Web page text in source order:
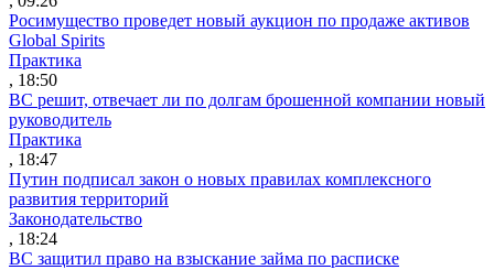
Росимущество проведет новый аукцион по продаже активов
Global Spirits
Практика
, 18:50
ВС решит, отвечает ли по долгам брошенной компании новый
руководитель
Практика
, 18:47
Путин подписал закон о новых правилах комплексного
развития территорий
Законодательство
, 18:24
ВС защитил право на взыскание займа по расписке